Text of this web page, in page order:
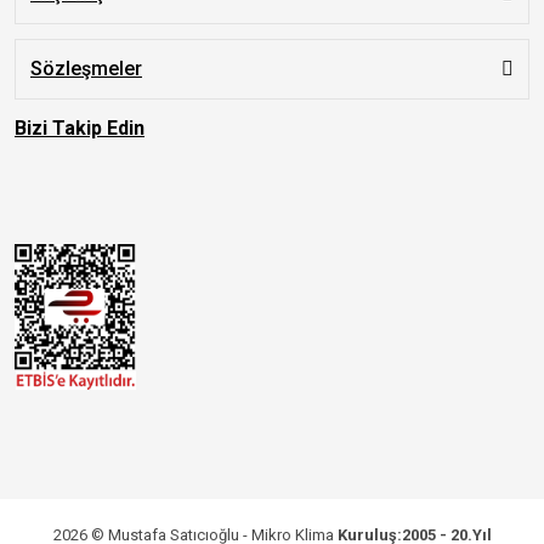
Sözleşmeler
Bizi Takip Edin
2026 © Mustafa Satıcıoğlu - Mikro Klima Kuruluş:2005 - 20.Yıl